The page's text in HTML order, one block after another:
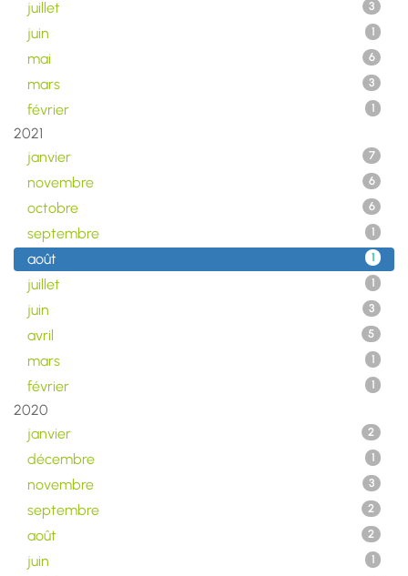
juillet 3
juin 1
mai 6
mars 3
février 1
2021
janvier
7
novembre 6
octobre 6
septembre 1
août 1
juillet 1
juin 3
avril 5
mars 1
février 1
2020
janvier
2
décembre 1
novembre 3
septembre 2
août 2
juin 1